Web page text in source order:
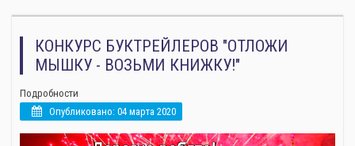
КОНКУРС БУКТРЕЙЛЕРОВ "ОТЛОЖИ
МЫШКУ - ВОЗЬМИ КНИЖКУ!"
Подробности
Опубликовано: 04 марта 2020